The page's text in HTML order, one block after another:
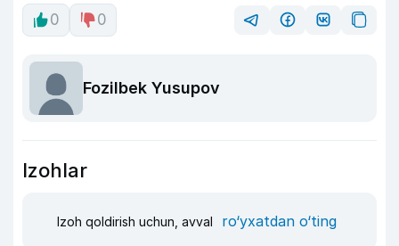
0 0
Fozilbek Yusupov
Izohlar
Izoh qoldirish uchun, avval ro‘yxatdan o‘ting